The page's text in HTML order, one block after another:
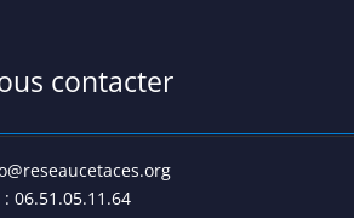
contacter
: 06.51.05.11.64